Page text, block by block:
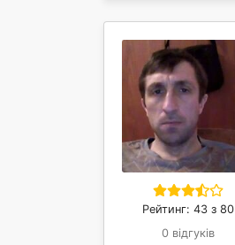
Рейтинг: 43 з 80
0 відгуків